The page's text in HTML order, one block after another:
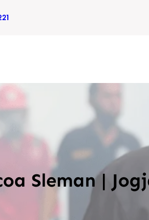
Sleman |